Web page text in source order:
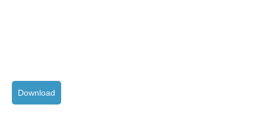
Download